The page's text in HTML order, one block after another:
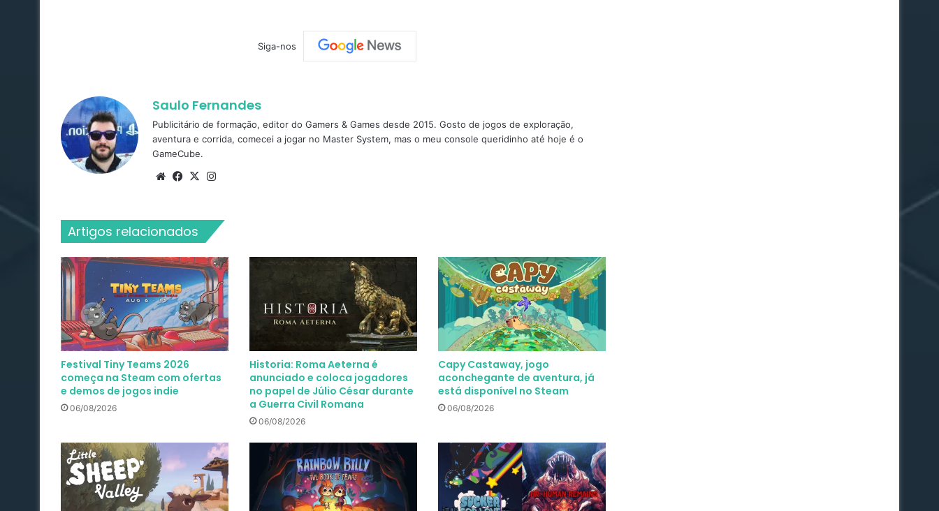
Siga-nos
Saulo Fernandes
Publicitário de formação, editor do Gamers & Games desde 2015. Gosto de jogos de exploração,
aventura e corrida, comecei a jogar no Master System, mas o meu console queridinho até hoje é o
GameCube.
WebsiteFacebook
X
Artigos relacionados
Festival Tiny Teams 2026
começa na Steam com ofertas
e demos de jogos indie
06/08/2026
Historia: Roma Aeterna é
anunciado e coloca jogadores
no papel de Júlio César durante
a Guerra Civil Romana
06/08/2026
Capy Castaway, jogo
aconchegante de aventura, já
está disponível no Steam
06/08/2026